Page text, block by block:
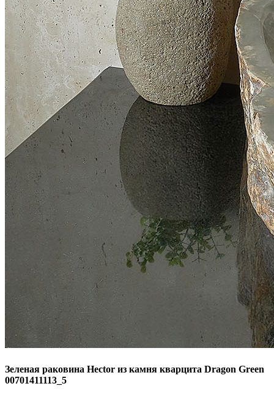
Зеленая раковина Hector из камня кварцита Dragon Green
00701411113_5